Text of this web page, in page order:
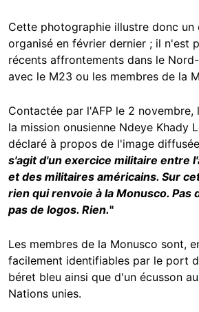
Cette photographie illustre donc un
organisé en février dernier ; il n'est
récents affrontements dans le
avec le M23 ou les membres de la
Contactée par l'AFP le 2
la mission onusienne Ndeye Khady
déclaré à propos de l'image
s'agit d'un exercice militaire entre
et des militaires américains. Sur
rien qui renvoie à la Monusco. Pas
pas de logos. Rien."
Les membres de la Monusco sont,
facilement identifiables par le port
béret bleu ainsi que d'un écusson
Nations unies.